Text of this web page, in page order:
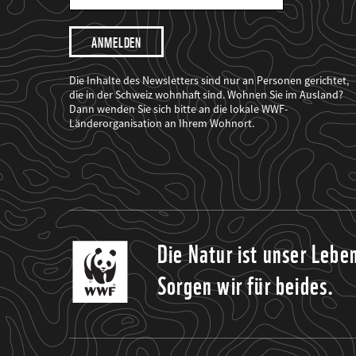
Mail
Adresse
Ich
möchte,
dass
der
WWF
mich
über
seine
Projekte
informiert.
Die Inhalte des Newsletters sind nur an Personen gerichtet,
die in der Schweiz wohnhaft sind. Wohnen Sie im Ausland?
Dann wenden Sie sich bitte an die lokale WWF-
Länderorganisation an Ihrem Wohnort.
Die Natur ist unser
Sorgen wir für beides.